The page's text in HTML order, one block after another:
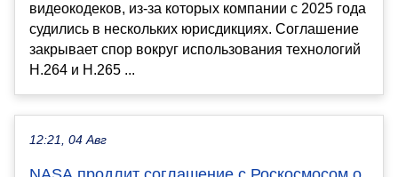
видеокодеков, из-за которых компании с 2025 года
судились в нескольких юрисдикциях. Соглашение
закрывает спор вокруг использования технологий
H.264 и H.265 ...
12:21, 04 Авг